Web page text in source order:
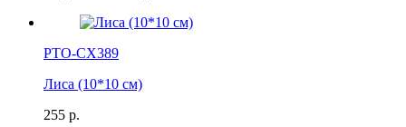
РТО-СХ389
Лиса (10*10 см)
255 р.